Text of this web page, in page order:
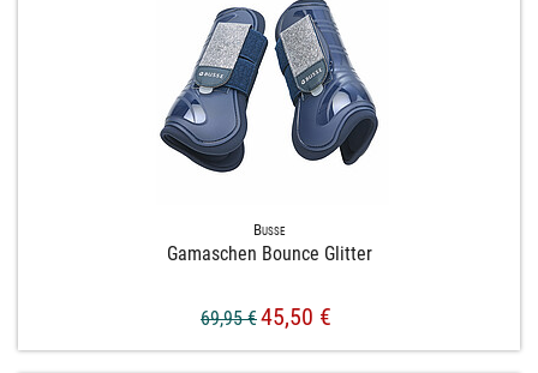
Busse
Gamaschen Bounce Glitter
69,95 €45,50 €